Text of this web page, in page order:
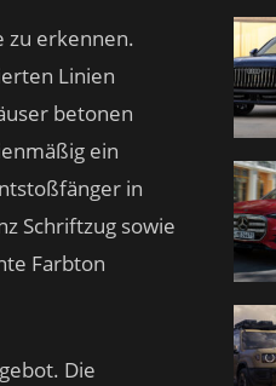
zu erkennen.
Linien
betonen
ein
in
Schriftzug sowie
Farbton
Die